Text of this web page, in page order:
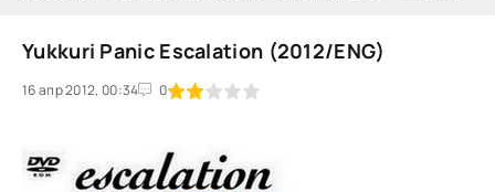
Yukkuri Panic Escalation (2012/ENG)
16 апр 2012, 00:34 0
1 2 3 4 5